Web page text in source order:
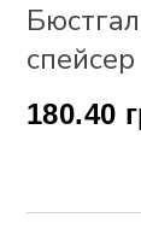
спейсер
180.40